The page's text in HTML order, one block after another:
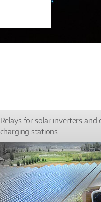
Relays for solar inverters and
charging stations